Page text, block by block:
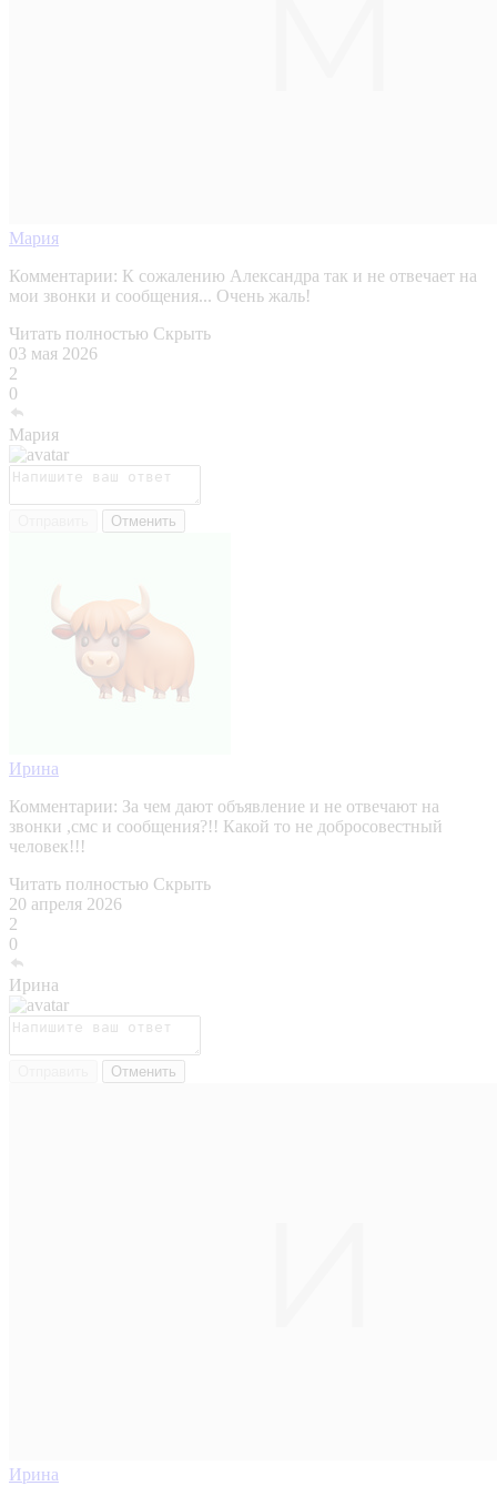
Мария
Комментарии: К сожалению Александра так и не отвечает на
мои звонки и сообщения... Очень жаль!
Читать полностью Скрыть
03 мая 2026
2
0
Мария
Отменить
Ирина
Комментарии: За чем дают объявление и не отвечают на
звонки ,смс и сообщения?!! Какой то не добросовестный
человек!!!
Читать полностью Скрыть
20 апреля 2026
2
0
Ирина
Отменить
Ирина